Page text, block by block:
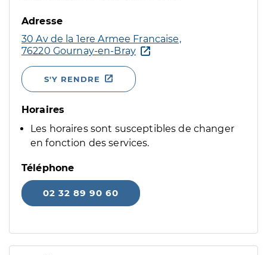
Adresse
30 Av de la 1ere Armee Francaise,
76220 Gournay-en-Bray
S'Y RENDRE
Horaires
Les horaires sont susceptibles de changer
en fonction des services.
Téléphone
02 32 89 90 60